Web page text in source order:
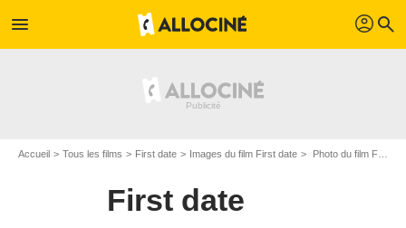
menu profil search
Accueil Tous les films First date Images du film First date Photo du film First date - Photo 15
First date